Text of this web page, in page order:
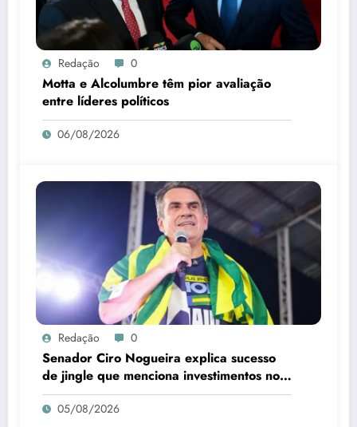
Redação 0
Motta e Alcolumbre têm pior avaliação
entre líderes políticos
06/08/2026
Redação 0
Senador Ciro Nogueira explica sucesso
de jingle que menciona investimentos no
Piauí
05/08/2026